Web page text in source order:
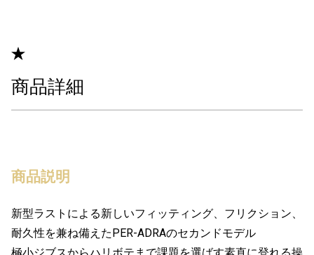
商品詳細
商品説明
新型ラストによる新しいフィッティング、フリクション、
耐久性を兼ね備えたPER-ADRAのセカンドモデル
極小ジブスからハリボテまで課題を選ばす素直に登れる操